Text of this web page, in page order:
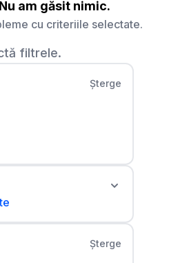
am găsit nimic.
cu criteriile selectate.
filtrele.
Șterge
Șterge